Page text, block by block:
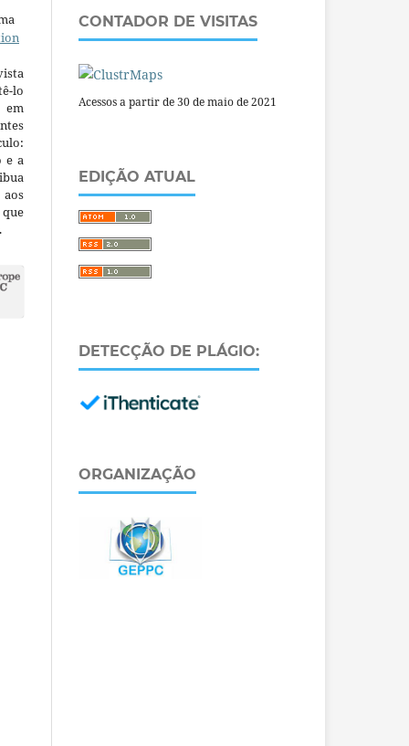
lo
em
e a
CONTADOR DE VISITAS
Acessos a partir de 30 de maio de 2021
EDIÇÃO ATUAL
DETECÇÃO DE PLÁGIO:
ORGANIZAÇÃO